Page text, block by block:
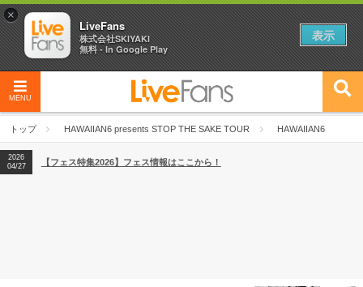
MENU
トップ HAWAIIAN6 presents STOP THE SAKE TOUR HAWAIIAN6
2026
04/27
2026
【ライブ動員ランキング】2026年上半期編発表！
2026
04/27
【フェス特集2026】フェス情報はここから！
×
LiveFans
株式会社SKIYAKI
無料 - In Google Play
表示